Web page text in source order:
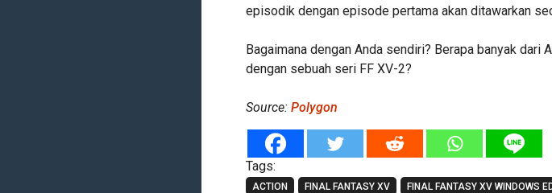
episodik dengan episode pertama akan ditawarkan
Bagaimana dengan Anda sendiri? Berapa banyak dari
dengan sebuah seri FF XV-2?
Source: Polygon
Tags:
ACTION FINAL FANTASY XV FINAL FANTASY XV WINDOWS